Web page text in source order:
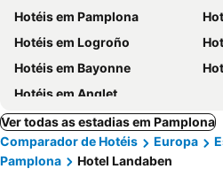
Hotéis em Pamplona
Hotéis em Logroño
Hotéis em Bayonne
Hotéis em Anglet
Ver todas as estadias em Pamplona
Comparador de Hotéis
Europa
Pamplona
Hotel Landaben